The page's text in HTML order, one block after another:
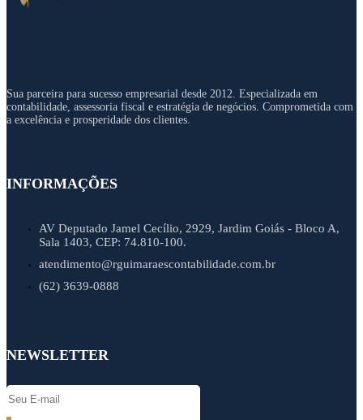
Sua parceira para sucesso empresarial desde 2012. Especializada em
contabilidade, assessoria fiscal e estratégia de negócios. Comprometida com
a excelência e prosperidade dos clientes.
INFORMAÇÕES
AV Deputado Jamel Cecílio, 2929, Jardim Goiás - Bloco A,
Sala 1403, CEP: 74.810-100.
atendimento@rguimaraescontabilidade.com.br
(62) 3639-0888
NEWSLETTER